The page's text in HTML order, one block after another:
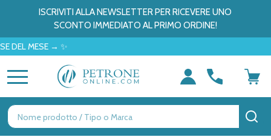
ISCRIVITI ALLA NEWSLETTER PER RICEVERE UNO
SCONTO IMMEDIATO AL PRIMO ORDINE!
→ ✨
Ricerca